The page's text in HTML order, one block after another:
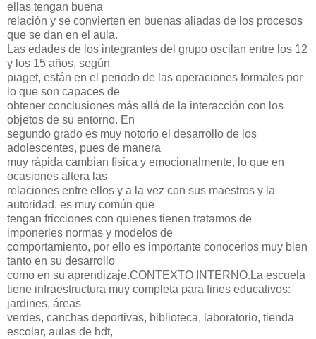
ellas tengan buena
relación y se convierten en buenas aliadas de los procesos
que se dan en el aula.
Las edades de los integrantes del grupo oscilan entre los 12
y los 15 años, según
piaget, están en el periodo de las operaciones formales por
lo que son capaces de
obtener conclusiones más allá de la interacción con los
objetos de su entorno. En
segundo grado es muy notorio el desarrollo de los
adolescentes, pues de manera
muy rápida cambian física y emocionalmente, lo que en
ocasiones altera las
relaciones entre ellos y a la vez con sus maestros y la
autoridad, es muy común que
tengan fricciones con quienes tienen tratamos de
imponerles normas y modelos de
comportamiento, por ello es importante conocerlos muy bien
tanto en su desarrollo
como en su aprendizaje.CONTEXTO INTERNO. La escuela
tiene infraestructura muy completa para fines educativos:
jardines, áreas
verdes, canchas deportivas, biblioteca, laboratorio, tienda
escolar, aulas de hdt,